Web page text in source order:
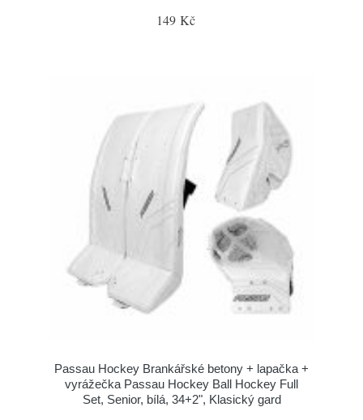
149 Kč
Passau Hockey Brankářské betony + lapačka +
vyrážečka Passau Hockey Ball Hockey Full
Set, Senior, bílá, 34+2", Klasický gard